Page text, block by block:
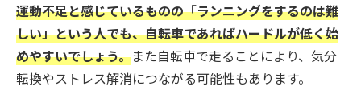
運動不足と感じているものの「ランニングをするのは難
しい」という人でも、自転車であればハードルが低く始
めやすいでしょう。また自転車で走ることにより、気分
転換やストレス解消につながる可能性もあります。